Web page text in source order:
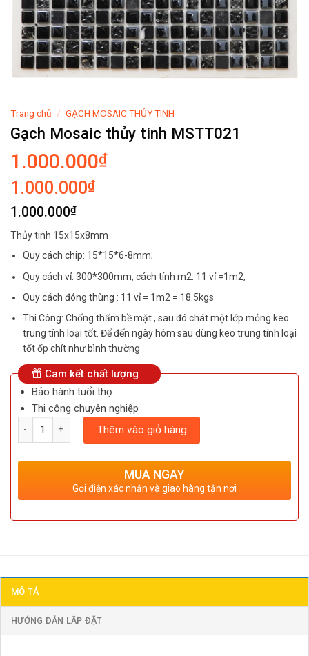
Trang chủ / GẠCH MOSAIC THỦY TINH
Gạch Mosaic thủy tinh MSTT021
1.000.000₫
1.000.000₫
1.000.000₫
Thủy tinh 15x15x8mm
Quy cách chip: 15*15*6-8mm;
Quy cách vỉ: 300*300mm, cách tính m2: 11 vỉ =1m2,
Quy cách đóng thùng : 11 vỉ = 1m2 = 18.5kgs
Thi Công: Chống thấm bề mặt , sau đó chát một lớp mỏng keo
trung tính loại tốt. Để đến ngày hôm sau dùng keo trung tính loại
tốt ốp chít như bình thường
Cam kết chất lượng
Bảo hành tuổi thọ
Thi công chuyên nghiệp
Số lượng
Thêm vào giỏ hàng
MUA NGAY
Gọi điện xác nhận và giao hàng tận nơi
MÔ TẢ
HƯỚNG DẪN LẮP ĐẶT